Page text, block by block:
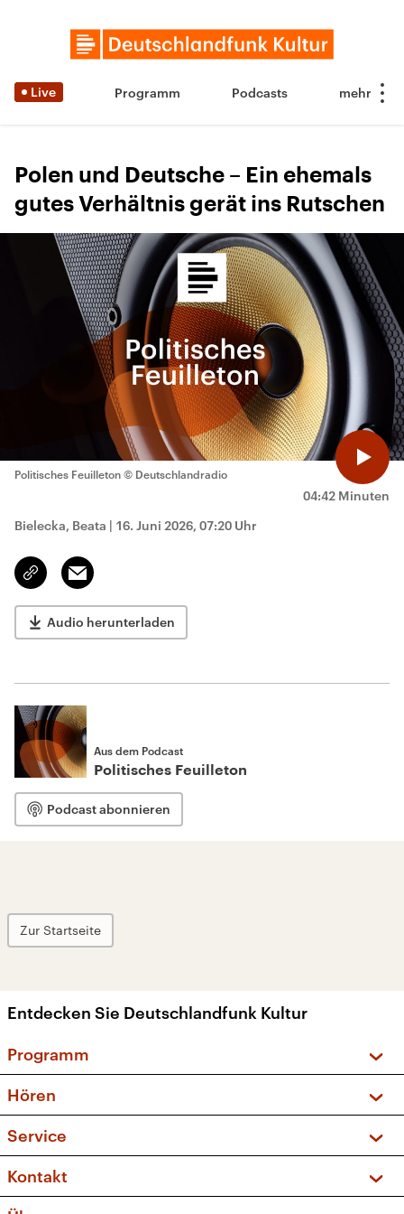
Live Programm Podcasts
Polen und Deutsche – Ein ehemals
gutes Verhältnis gerät ins Rutschen
04:42 Minuten
Politisches Feuilleton © Deutschlandradio
Bielecka, Beata | 16. Juni 2026, 07:20 Uhr
Link
kopieren/teilen
Email
Audio herunterladen
Aus dem Podcast
Politisches Feuilleton
Podcast abonnieren
Zur Startseite
Entdecken Sie Deutschlandfunk Kultur
Programm
Sendungen und Podcasts
Musikliste
Kakadu – Das Kinderprogramm
Hören
Frequenzen (UKW + DAB+)
Service
FAQ
Apps
Kontakt